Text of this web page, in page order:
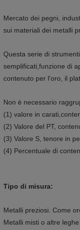
Mercato dei pegni,
sui materiali dei metalli
Questa serie di
semplificati,funzione di
contenuto per l'oro, il
Non è necessario
(1) valore in
(2) Valore del PT,
(3) Valore S, tenore in
(4) Percentuale di
Tipo di misura:
Metalli preziosi. Come
Metalli misti o altre leghe